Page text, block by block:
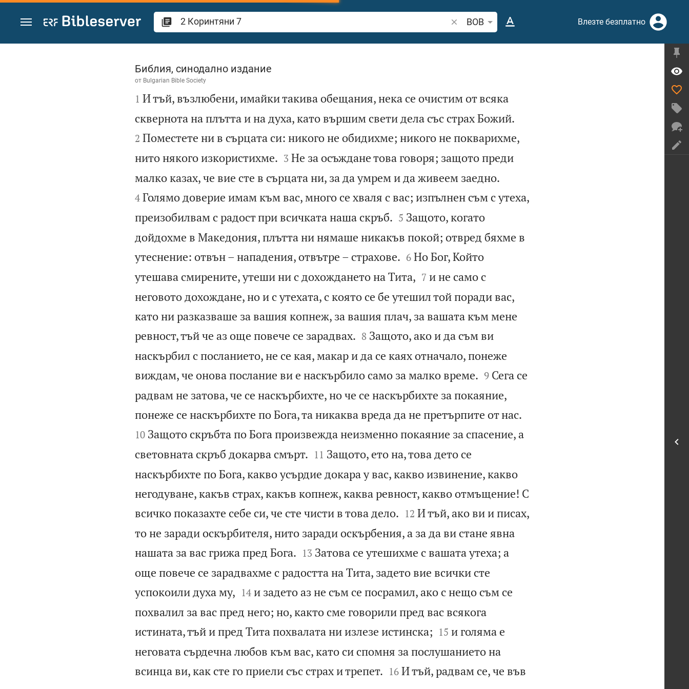
Преминете към съдържанието
Търсете стих или дума в Библията
BOB Влезте безплатно
2 Коринтяни 7
Библия, синодално издание
от Bulgarian Bible Society

1 И тъй, възлюбени, имайки такива обещания, нека се очистим от всяка
сквернота на плътта и на духа, като вършим свети дела със страх Божий.
2 Поместете ни в сърцата си: никого не обидихме; никого не покварихме,
нито някого изкористихме.
3 Не за осъждане това говоря; защото преди
малко казах, че вие сте в сърцата ни, за да умрем и да живеем заедно.
4 Голямо доверие имам към вас, много се хваля с вас; изпълнен съм с утеха,
преизобилвам с радост при всичката наша скръб.
5 Защото, когато
дойдохме в Македония, плътта ни нямаше никакъв покой; отвред бяхме в
утеснение: отвън – нападения, отвътре – страхове.
6 Но Бог, Който
утешава смирените, утеши ни с дохождането на Тита,
7 и не само с
неговото дохождане, но и с утехата, с която се бе утешил той поради вас,
като ни разказваше за вашия копнеж, за вашия плач, за вашата към мене
ревност, тъй че аз още повече се зарадвах.
8 Защото, ако и да съм ви
наскърбил с посланието, не се кая, макар и да се каях отначало, понеже
виждам, че онова послание ви е наскърбило само за малко време.
9 Сега се
радвам не затова, че се наскърбихте, но че се наскърбихте за покаяние,
понеже се наскърбихте по Бога, та никаква вреда да не претърпите от нас.
10 Защото скръбта по Бога произвежда неизменно покаяние за спасение, а
световната скръб докарва смърт.
11 Защото, ето на, това дето се
наскърбихте по Бога, какво усърдие докара у вас, какво извинение, какво
негодуване, какъв страх, какъв копнеж, каква ревност, какво отмъщение! С
всичко показахте себе си, че сте чисти в това дело.
12 И тъй, ако ви и писах,
то не заради оскърбителя, нито заради оскърбения, а за да ви стане явна
нашата за вас грижа пред Бога.
13 Затова се утешихме с вашата утеха; а
още повече се зарадвахме с радостта на Тита, задето вие всички сте
успокоили духа му,
14 и задето аз не съм се посрамил, ако с нещо съм се
похвалил за вас пред него; но, както сме говорили пред вас всякога
истината, тъй и пред Тита похвалата ни излезе истинска;
15 и голяма е
неговата сърдечна любов към вас, като си спомня за послушанието на
всинца ви, как сте го приели със страх и трепет.
16 И тъй, радвам се, че във